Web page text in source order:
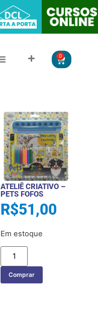
0
ATELIÊ CRIATIVO –
PETS FOFOS
R$51,00
Em estoque
Comprar